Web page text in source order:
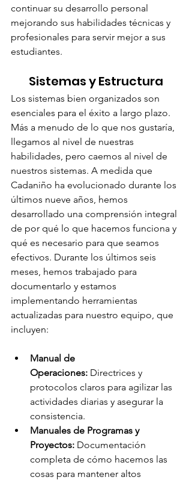
continuar su desarrollo personal
mejorando sus habilidades técnicas y
profesionales para servir mejor a sus
estudiantes.
Sistemas y Estructura
Los sistemas bien organizados son
esenciales para el éxito a largo plazo.
Más a menudo de lo que nos gustaría,
llegamos al nivel de nuestras
habilidades, pero caemos al nivel de
nuestros sistemas. A medida que
Cadaniño ha evolucionado durante los
últimos nueve años, hemos
desarrollado una comprensión integral
de por qué lo que hacemos funciona y
qué es necesario para que seamos
efectivos. Durante los últimos seis
meses, hemos trabajado para
documentarlo y estamos
implementando herramientas
actualizadas para nuestro equipo, que
incluyen:
Manual de
Operaciones: Directrices y
protocolos claros para agilizar las
actividades diarias y asegurar la
consistencia.
Manuales de Programas y
Proyectos: Documentación
completa de cómo hacemos las
cosas para mantener altos